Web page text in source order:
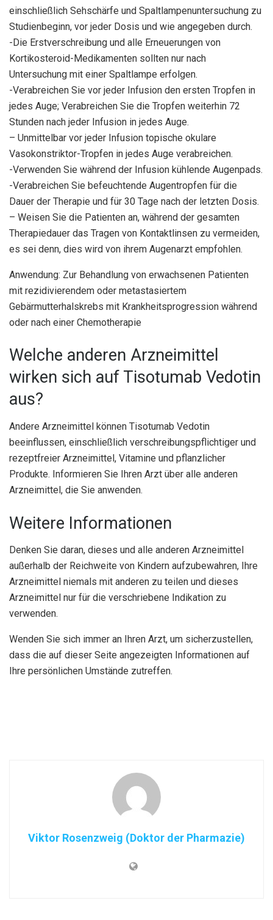
einschließlich Sehschärfe und Spaltlampenuntersuchung zu
Studienbeginn, vor jeder Dosis und wie angegeben durch.
-Die Erstverschreibung und alle Erneuerungen von
Kortikosteroid-Medikamenten sollten nur nach
Untersuchung mit einer Spaltlampe erfolgen.
-Verabreichen Sie vor jeder Infusion den ersten Tropfen in
jedes Auge; Verabreichen Sie die Tropfen weiterhin 72
Stunden nach jeder Infusion in jedes Auge.
– Unmittelbar vor jeder Infusion topische okulare
Vasokonstriktor-Tropfen in jedes Auge verabreichen.
-Verwenden Sie während der Infusion kühlende Augenpads.
-Verabreichen Sie befeuchtende Augentropfen für die
Dauer der Therapie und für 30 Tage nach der letzten Dosis.
– Weisen Sie die Patienten an, während der gesamten
Therapiedauer das Tragen von Kontaktlinsen zu vermeiden,
es sei denn, dies wird von ihrem Augenarzt empfohlen.
Anwendung: Zur Behandlung von erwachsenen Patienten
mit rezidivierendem oder metastasiertem
Gebärmutterhalskrebs mit Krankheitsprogression während
oder nach einer Chemotherapie
Welche anderen Arzneimittel
wirken sich auf Tisotumab Vedotin
aus?
Andere Arzneimittel können Tisotumab Vedotin
beeinflussen, einschließlich verschreibungspflichtiger und
rezeptfreier Arzneimittel, Vitamine und pflanzlicher
Produkte. Informieren Sie Ihren Arzt über alle anderen
Arzneimittel, die Sie anwenden.
Weitere Informationen
Denken Sie daran, dieses und alle anderen Arzneimittel
außerhalb der Reichweite von Kindern aufzubewahren, Ihre
Arzneimittel niemals mit anderen zu teilen und dieses
Arzneimittel nur für die verschriebene Indikation zu
verwenden.
Wenden Sie sich immer an Ihren Arzt, um sicherzustellen,
dass die auf dieser Seite angezeigten Informationen auf
Ihre persönlichen Umstände zutreffen.
Viktor Rosenzweig (Doktor der Pharmazie)